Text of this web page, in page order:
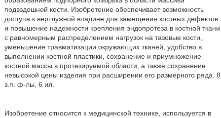
подвздошной кости. Изобретение обеспечивает возможность
доступа к вертлужной впадине для замещения костных дефектов
и повышение надежности крепления эндопротеза в костной ткани
с равномерным распределением нагрузок на тазовые кости,
уменьшение травматизации окружающих тканей, удобство в
выполнении костной пластики, сохранение и приумножение
костной массы в протезируемой области, а также сохранение
невысокой цены изделия при расширении его размерного ряда. 8
з.п. ф-лы, 6 ил.
Изобретение относится к медицинской технике, используется в